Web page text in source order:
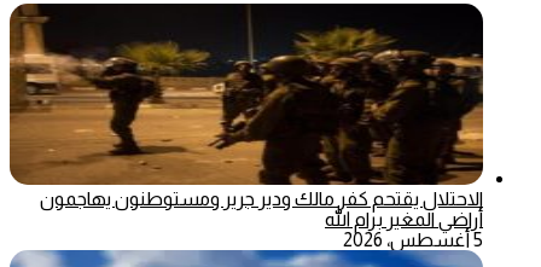
الاحتلال يقتحم كفر مالك ودير جرير ومستوطنون يهاجمون
أراضي المغير برام الله
5 أغسطس، 2026